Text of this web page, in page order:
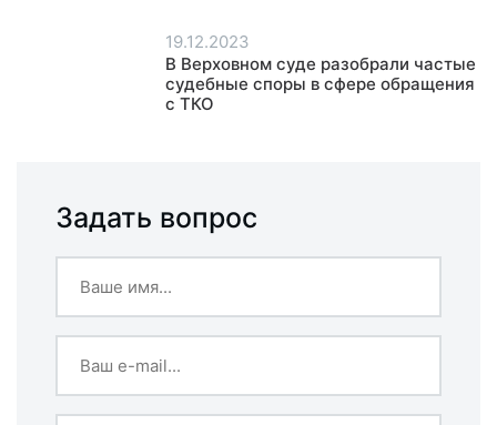
19.12.2023
В Верховном суде разобрали частые
судебные споры в сфере обращения
с ТКО
Задать вопрос